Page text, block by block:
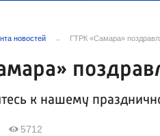
новостей ГТРК «Самара»
к нашему
5712